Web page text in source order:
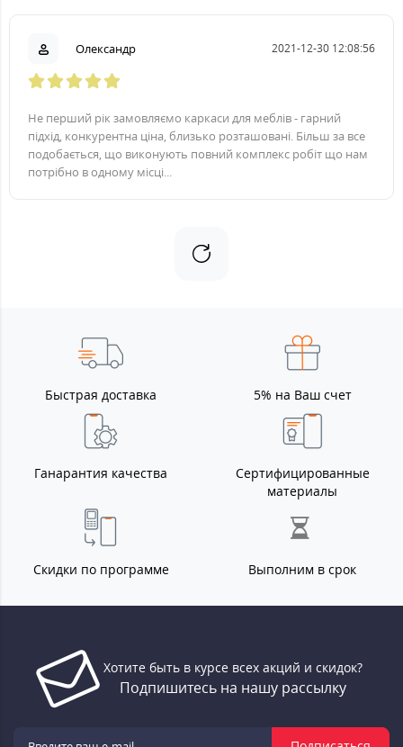
Олександр 2021-12-30 12:08:56
Не перший рік замовляємо каркаси для меблів - гарний
підхід, конкурентна ціна, близько розташовані. Більш за все
подобається, що виконують повний комплекс робіт що нам
потрібно в одному місці...
Быстрая доставка 5% на Ваш счет
Ганарантия качества
Сертифицированные
материалы
Скидки по программе Выполним в срок
Хотите быть в курсе всех акций и скидок?
Подпишитесь на нашу рассылку